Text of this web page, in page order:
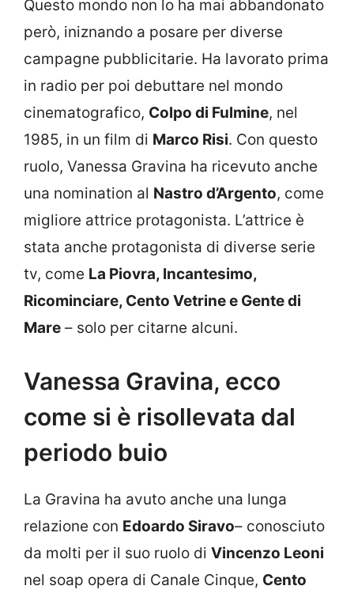
Questo mondo non lo ha mai abbandonato
però, iniznando a posare per diverse
campagne pubblicitarie. Ha lavorato prima
in radio per poi debuttare nel mondo
cinematografico, Colpo di Fulmine, nel
1985, in un film di Marco Risi. Con questo
ruolo, Vanessa Gravina ha ricevuto anche
una nomination al Nastro d’Argento, come
migliore attrice protagonista. L’attrice è
stata anche protagonista di diverse serie
tv, come La Piovra, Incantesimo,
Ricominciare, Cento Vetrine e Gente di
Mare – solo per citarne alcuni.
Vanessa Gravina, ecco
come si è risollevata dal
periodo buio
La Gravina ha avuto anche una lunga
relazione con Edoardo Siravo– conosciuto
da molti per il suo ruolo di Vincenzo Leoni
nel soap opera di Canale Cinque, Cento